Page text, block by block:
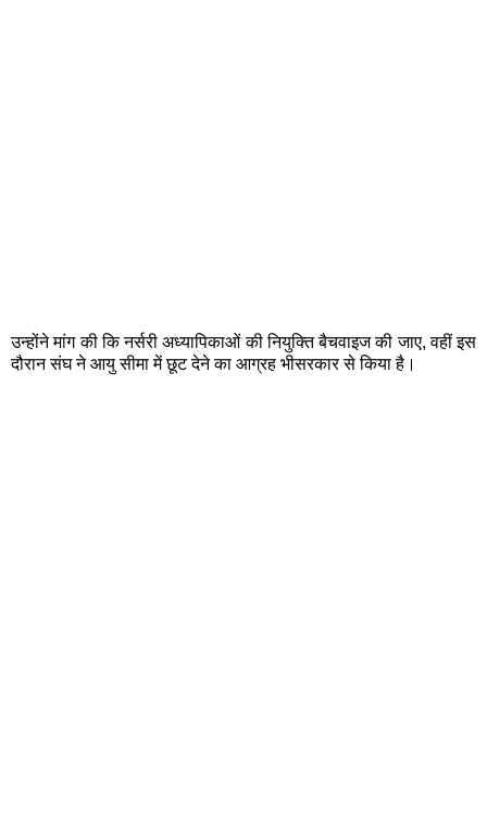
उन्होंने मांग की कि नर्सरी अध्यापिकाओं की नियुक्ति बैचवाइज की जाए, वहीं इस
दौरान संघ ने आयु सीमा में छूट देने का आग्रह भीसरकार से किया है।